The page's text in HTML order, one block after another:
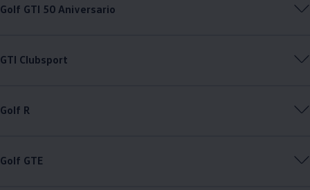
Golf GTI 50 Aniversario
GTI Clubsport
Golf R
Golf GTE